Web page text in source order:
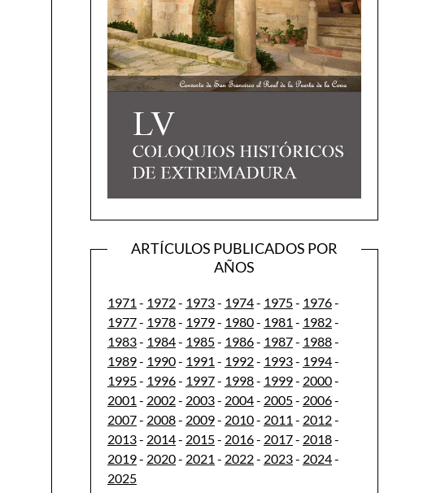
ARTÍCULOS PUBLICADOS POR
AÑOS
1971 - 1972- 1973- 1974- 1975- 1976-
1977- 1978- 1979- 1980- 1981 - 1982-
1983- 1984- 1985- 1986- 1987- 1988-
1989- 1990- 1991 - 1992- 1993- 1994-
1995- 1996- 1997- 1998- 1999- 2000-
2001 - 2002- 2003- 2004- 2005- 2006-
2007- 2008- 2009- 2010- 2011 - 2012-
2013- 2014- 2015- 2016- 2017- 2018-
2019- 2020- 2021 - 2022- 2023- 2024-
2025